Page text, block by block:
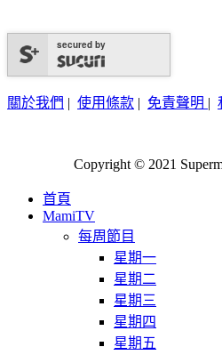
secured by
關於我們 | 使用條款 | 免責聲明 |
Copyright © 2021
首頁
MamiTV
每周節目
星期一
星期二
星期三
星期四
星期五